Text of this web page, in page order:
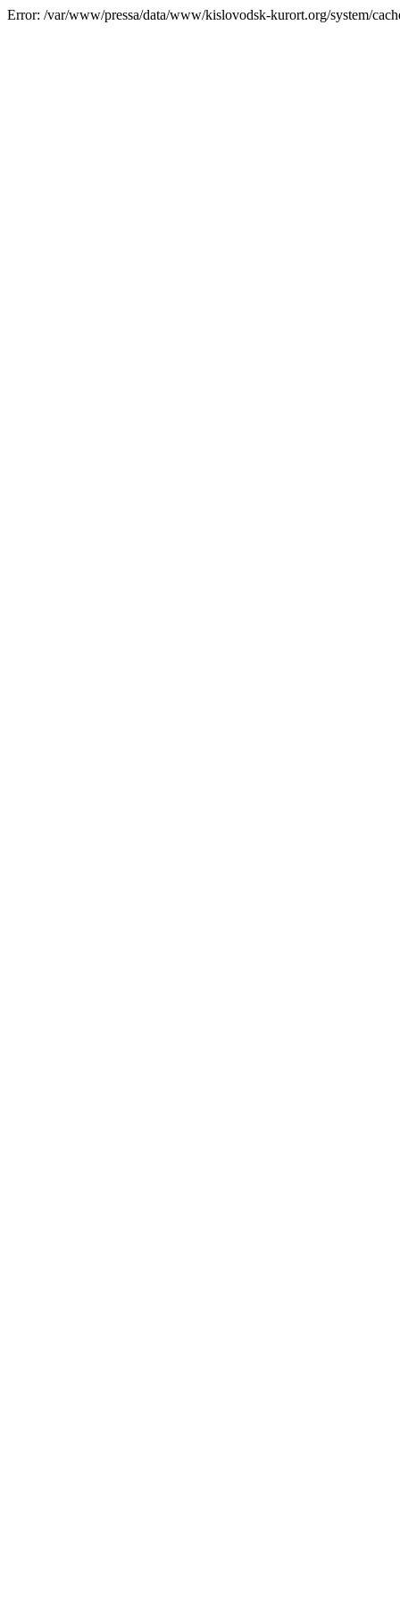
Error: /var/www/pressa/data/www/kislovodsk-kurort.org/system/